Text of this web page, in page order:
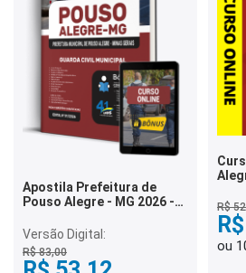
Apostila Prefeitura de
Pouso Alegre - MG 2026 -
Versão Digital:
R$ 83,00
R$
ou